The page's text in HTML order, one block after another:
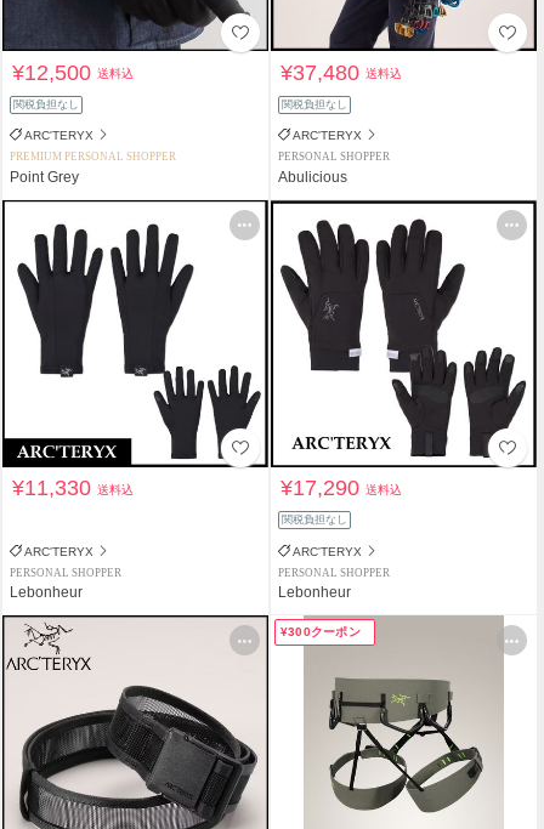
¥12,500送料込
関税負担なし
ARC'TERYX
PREMIUM PERSONAL SHOPPER
Point Grey
¥37,480送料込
関税負担なし
ARC'TERYX
PERSONAL SHOPPER
Abulicious
¥11,330送料込
ARC'TERYX
PERSONAL SHOPPER
Lebonheur
¥17,290送料込
関税負担なし
ARC'TERYX
PERSONAL SHOPPER
Lebonheur
¥300クーポン